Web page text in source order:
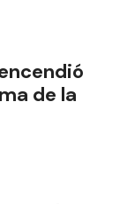
de la